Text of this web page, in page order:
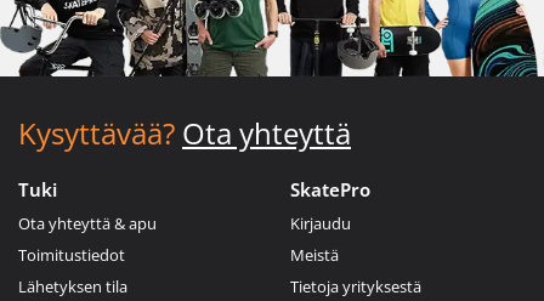
Kysyttävää? Ota yhteyttä
Tuki
Ota yhteyttä & apu
Toimitustiedot
Lähetyksen tila
SkatePro
Kirjaudu
Meistä
Tietoja yrityksestä